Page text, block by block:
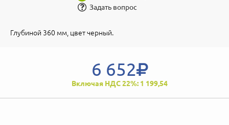
Задать вопрос
Глубиной 360 мм, цвет черный.
6 652
Включая НДС 22%: 1 199,54